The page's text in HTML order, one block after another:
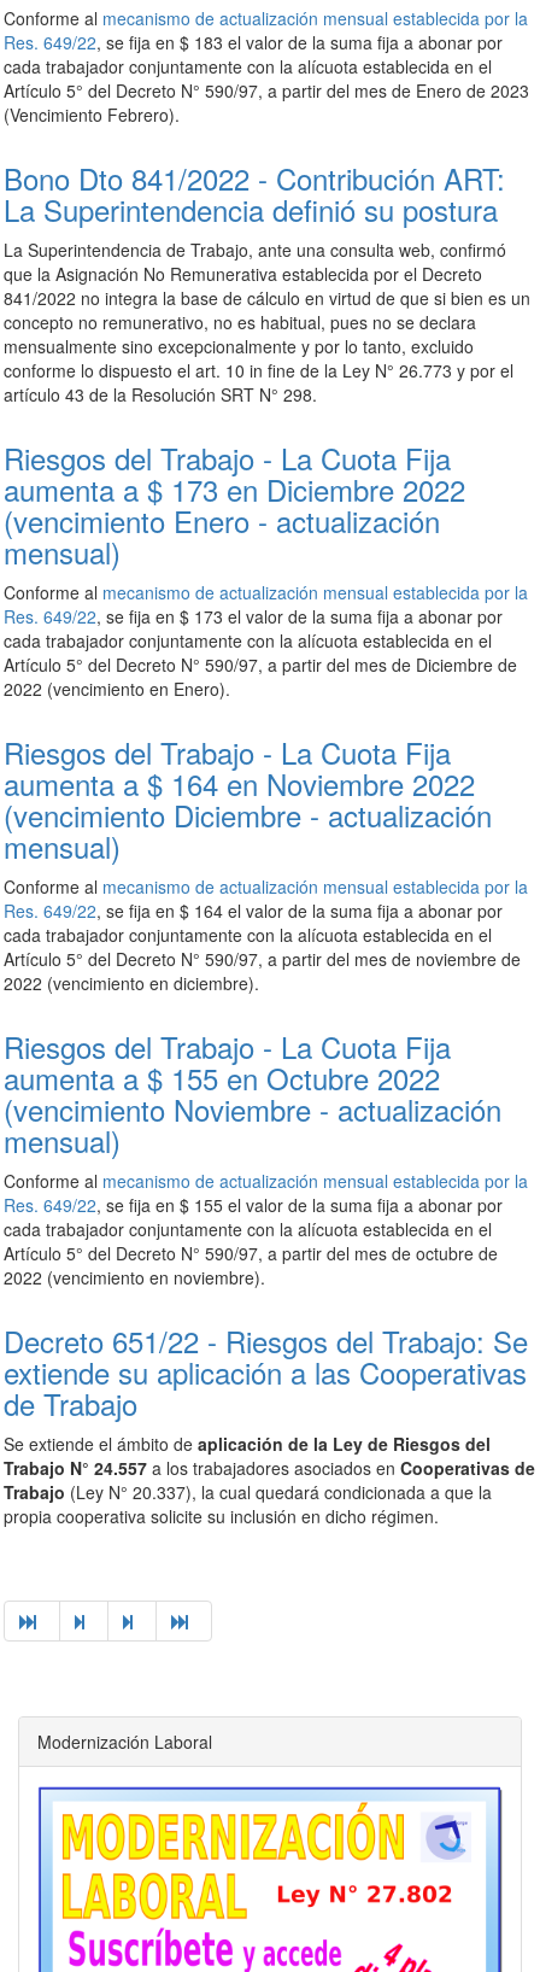
Conforme al mecanismo de actualización mensual establecida por la
Res. 649/22, se fija en $ 183 el valor de la suma fija a abonar por
cada trabajador conjuntamente con la alícuota establecida en el
Artículo 5° del Decreto N° 590/97, a partir del mes de Enero de 2023
(Vencimiento Febrero).
Bono Dto 841/2022 - Contribución ART:
La Superintendencia definió su postura
La Superintendencia de Trabajo, ante una consulta web, confirmó
que la Asignación No Remunerativa establecida por el Decreto
841/2022 no integra la base de cálculo en virtud de que si bien es un
concepto no remunerativo, no es habitual, pues no se declara
mensualmente sino excepcionalmente y por lo tanto, excluido
conforme lo dispuesto el art. 10 in fine de la Ley N° 26.773 y por el
artículo 43 de la Resolución SRT N° 298.
Riesgos del Trabajo - La Cuota Fija
aumenta a $ 173 en Diciembre 2022
(vencimiento Enero - actualización
mensual)
Conforme al mecanismo de actualización mensual establecida por la
Res. 649/22, se fija en $ 173 el valor de la suma fija a abonar por
cada trabajador conjuntamente con la alícuota establecida en el
Artículo 5° del Decreto N° 590/97, a partir del mes de Diciembre de
2022 (vencimiento en Enero).
Riesgos del Trabajo - La Cuota Fija
aumenta a $ 164 en Noviembre 2022
(vencimiento Diciembre - actualización
mensual)
Conforme al mecanismo de actualización mensual establecida por la
Res. 649/22, se fija en $ 164 el valor de la suma fija a abonar por
cada trabajador conjuntamente con la alícuota establecida en el
Artículo 5° del Decreto N° 590/97, a partir del mes de noviembre de
2022 (vencimiento en diciembre).
Riesgos del Trabajo - La Cuota Fija
aumenta a $ 155 en Octubre 2022
(vencimiento Noviembre - actualización
mensual)
Conforme al mecanismo de actualización mensual establecida por la
Res. 649/22, se fija en $ 155 el valor de la suma fija a abonar por
cada trabajador conjuntamente con la alícuota establecida en el
Artículo 5° del Decreto N° 590/97, a partir del mes de octubre de
2022 (vencimiento en noviembre).
Decreto 651/22 - Riesgos del Trabajo: Se
extiende su aplicación a las Cooperativas
de Trabajo
Se extiende el ámbito de aplicación de la Ley de Riesgos del
Trabajo N° 24.557 a los trabajadores asociados en Cooperativas de
Trabajo (Ley N° 20.337), la cual quedará condicionada a que la
propia cooperativa solicite su inclusión en dicho régimen.
Modernización Laboral